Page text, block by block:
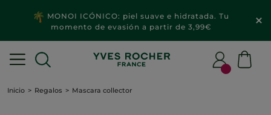
MONOI ICÓNICO: piel suave e hidratada. Tu
momento de evasión a partir de 3,99€
Inicio Regalos Mascara collector